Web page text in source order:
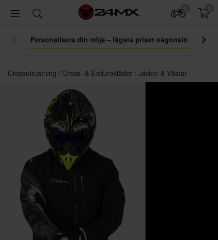
Personalisera din tröja – lägsta priset någonsin
Crossutrustning Cross- & Endurokläder Jackor & Västar